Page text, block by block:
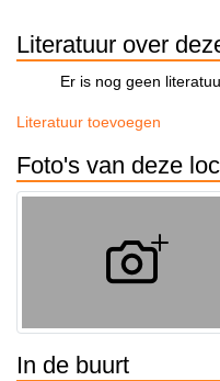
Literatuur over
Er is nog geen
Literatuur toevoegen
Foto's van deze
In de buurt